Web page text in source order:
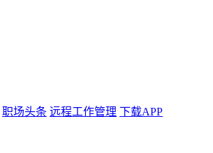
职场头条 远程工作管理 下载APP